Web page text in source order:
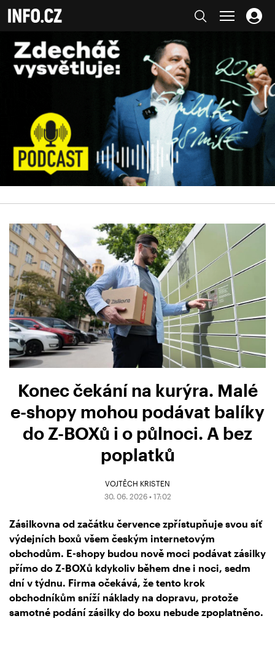
Konec čekání na kurýra. Malé
e-shopy mohou podávat balíky
do Z-BOXů i o půlnoci. A bez
poplatků
VOJTĚCH KRISTEN
30. 06. 2026 • 17:02
Zásilkovna od začátku července zpřístupňuje svou síť
výdejních boxů všem českým internetovým
obchodům. E-shopy budou nově moci podávat zásilky
přímo do Z-BOXů kdykoliv během dne i noci, sedm
dní v týdnu. Firma očekává, že tento krok
obchodníkům sníží náklady na dopravu, protože
samotné podání zásilky do boxu nebude zpoplatněno.